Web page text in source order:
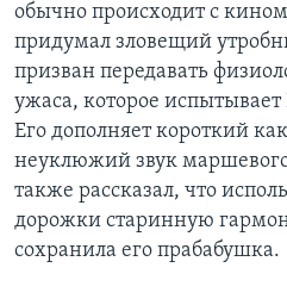
обычно происходит с
придумал зловещий
призван передавать
ужаса, которое
Его дополняет короткий
неуклюжий звук
также рассказал, что
дорожки старинную
сохранила его прабабушка.